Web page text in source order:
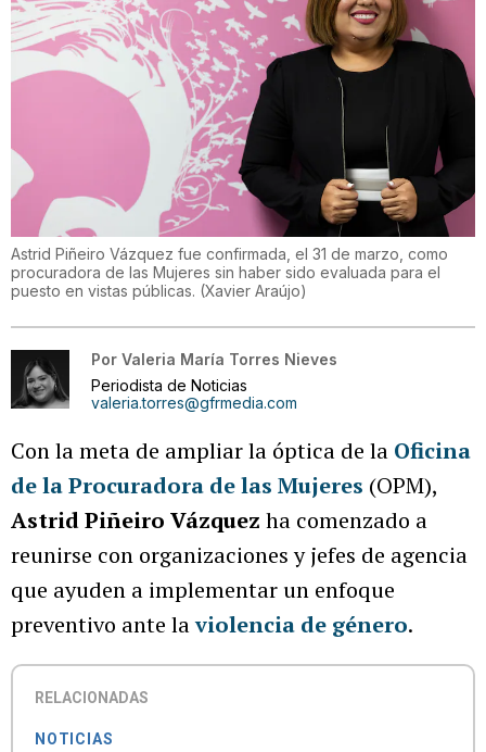
Astrid Piñeiro Vázquez fue confirmada, el 31 de marzo, como
procuradora de las Mujeres sin haber sido evaluada para el
puesto en vistas públicas. (Xavier Araújo)
Por Valeria María Torres Nieves
Periodista de Noticias
valeria.torres@gfrmedia.com
Con la meta de ampliar la óptica de la Oficina
de la Procuradora de las Mujeres (OPM),
Astrid Piñeiro Vázquez ha comenzado a
reunirse con organizaciones y jefes de agencia
que ayuden a implementar un enfoque
preventivo ante laviolencia de género.
RELACIONADAS
NOTICIAS